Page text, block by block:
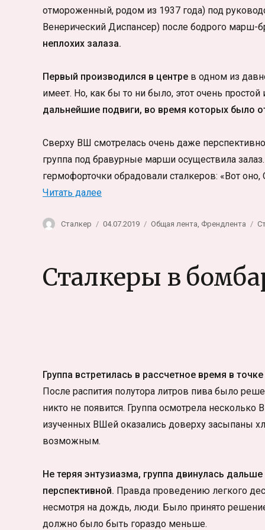
отмороженный, родом из 1937 года) под
Венерический Диспансер) после бодрого марш-
неплохих залаза.
Первый производился в центре в одном из
имеет. Но, как бы то ни было, этот очень
дальнейшие подвиги, во время которых было
Сверху ВШ смотрелась очень даже
группа под бравурные марши осуществила
гермофорточки обрадовали сталкеров: «Вот
Читать далее«Трезво-грязный залаз»
Автор
Сталкер Опубликовано
04.07.2019 Рубрики
Общая лента, Френдлента
Сталкеры в
Группа встретилась в рассчетное время в
После распития полутора литров пива было
никто не появится. Группа осмотрела
изученных ВШей оказались доверху засыпаны
возможным.
Не теряя энтузиазма, группа двинулась
перспективной. Правда проведению легкого
несмотря на дождь, люди. Было принято
должно было быть гораздо меньше.